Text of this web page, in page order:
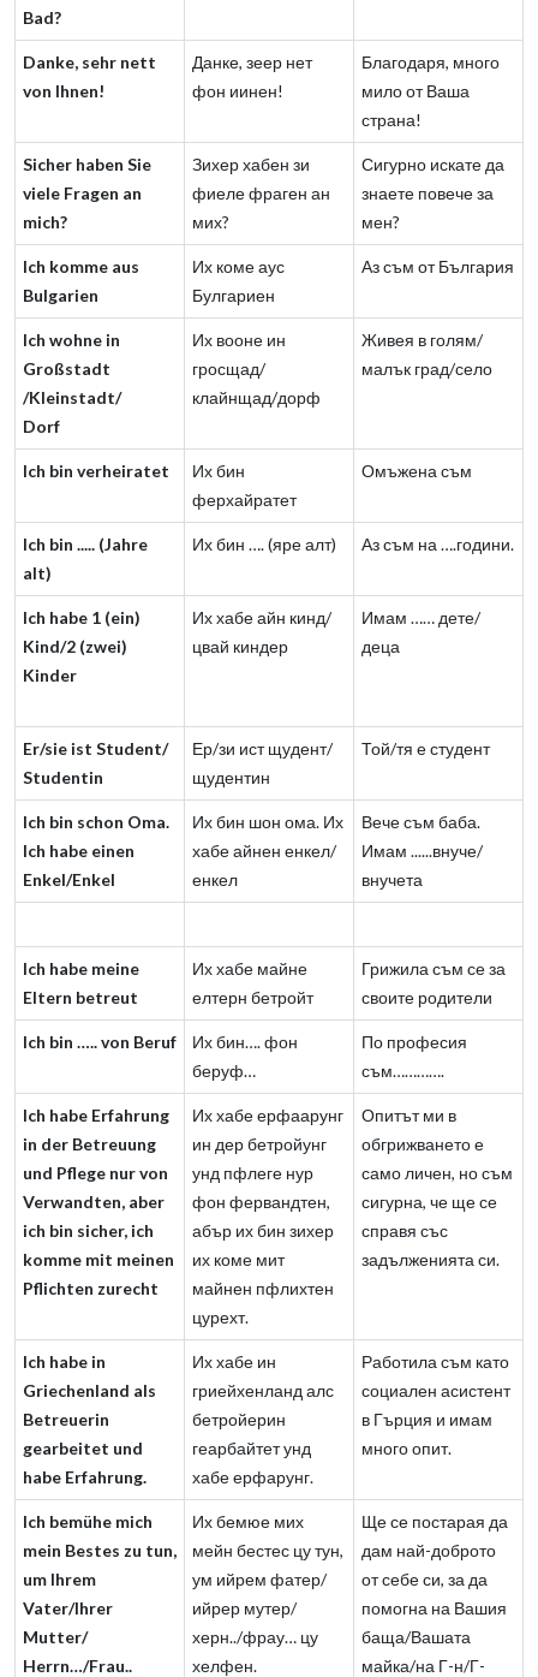
Bad?
Danke, sehr nett
von Ihnen!
Данке, зеер нет
фон иинен!
Благодаря, много
мило от Ваша
страна!
Sicher haben Sie
viele Fragen an
mich?
Зихер хабен зи
фиеле фраген ан
мих?
Сигурно искате да
знаете повече за
мен?
Ich komme aus
Bulgarien
Их коме аус
Булгариен
Аз съм от България
Ich wohne in
Großstadt
/Kleinstadt/
Dorf
Их вооне ин
гросщад/
клайнщад/дорф
Живея в голям/
малък град/село
Ich bin verheiratet
Их бин
ферхайратет
Омъжена съм
Ich bin ..... (Jahre
alt)
Их бин …. (яре алт) Аз съм на ….години.
Ich habe 1 (ein)
Kind/2 (zwei)
Kinder
Их хабе айн кинд/
цвай киндер
Имам …… дете/
деца
Er/sie ist Student/
Studentin
Ер/зи ист щудент/
щудентин
Той/тя е студент
Ich bin schon Oma.
Ich habe einen
Enkel/Enkel
Их бин шон ома. Их
хабе айнен енкел/
енкел
Вече съм баба.
Имам ......внуче/
внучета
Ich habe meine
Eltern betreut
Их хабе майне
елтерн бетройт
Грижила съм се за
своите родители
Ich bin ….. von Beruf
Их бин…. фон
беруф…
По професия
съм………….
Ich habe Erfahrung
in der Betreuung
und Pflege nur von
Verwandten, aber
ich bin sicher, ich
komme mit meinen
Pflichten zurecht
Их хабе ерфаарунг
ин дер бетройунг
унд пфлеге нур
фон фервандтен,
абър их бин зихер
их коме мит
майнен пфлихтен
цурехт.
Опитът ми в
обгрижването е
само личен, но съм
сигурна, че ще се
справя със
задълженията си.
Ich habe in
Griechenland als
Betreuerin
gearbeitet und
habe Erfahrung.
Их хабе ин
гриейхенланд алс
бетройерин
геарбайтет унд
хабе ерфарунг.
Работила съм като
социален асистент
в Гърция и имам
много опит.
Ich bemühe mich
mein Bestes zu tun,
um Ihrem
Vater/Ihrer
Mutter/
Herrn…/Frau..
Их бемюе мих
мейн бестес цу тун,
ум ийрем фатер/
ийрер мутер/
херн../фрау… цу
хелфен.
Ще се постарая да
дам най-доброто
от себе си, за да
помогна на Вашия
баща/Вашата
майка/на Г-н/Г-